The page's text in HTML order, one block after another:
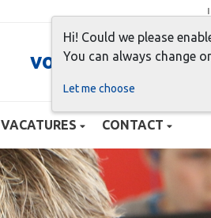
voor meer dan
VACATURES CONTACT
Hi! Could we please
You can always change
Let me choose